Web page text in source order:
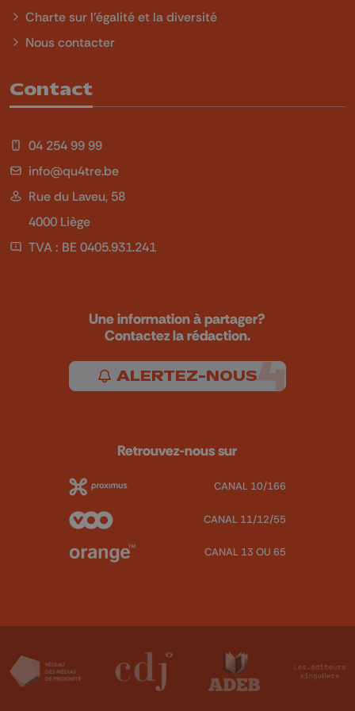
Charte sur l'égalité et la diversité
Nous contacter
Contact
04 254 99 99
info@qu4tre.be
Rue du Laveu, 58
4000 Liège
TVA : BE 0405.931.241
Une information à partager?
Contactez la rédaction.
ALERTEZ-NOUS
Retrouvez-nous sur
CANAL 10/166
CANAL 11/12/55
CANAL 13 OU 65